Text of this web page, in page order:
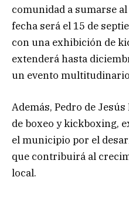
comunidad a sumarse
fecha será el 15 de
con una exhibición de
extenderá hasta
un evento
Además, Pedro de
de boxeo y kickboxing,
el municipio por el
que contribuirá al
local.